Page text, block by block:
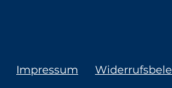
Impressum